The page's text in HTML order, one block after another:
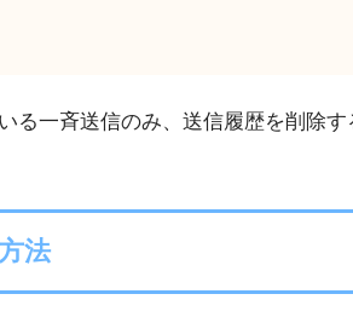
る一斉送信のみ、送信履歴を削除す
法